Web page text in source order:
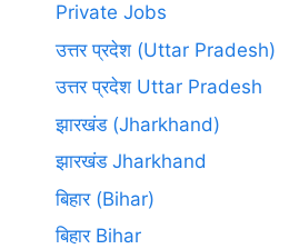
Private Jobs
उत्तर प्रदेश (Uttar Pradesh)
उत्तर प्रदेश Uttar Pradesh
झारखंड (Jharkhand)
झारखंड Jharkhand
बिहार (Bihar)
बिहार Bihar